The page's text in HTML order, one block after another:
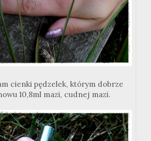
cienki pędzelek, którym dobrze
10,8ml mazi, cudnej mazi.